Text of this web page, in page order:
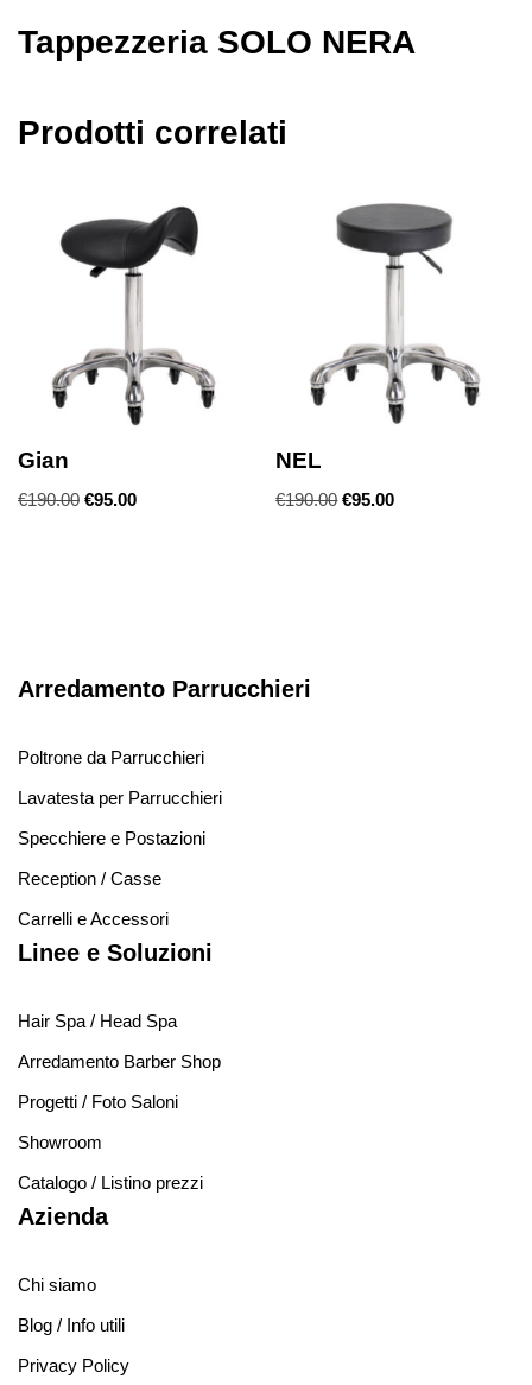
Tappezzeria SOLO NERA
Prodotti correlati
Gian
€190.00 €95.00
NEL
€190.00 €95.00
Arredamento Parrucchieri
Poltrone da Parrucchieri
Lavatesta per Parrucchieri
Specchiere e Postazioni
Reception / Casse
Carrelli e Accessori
Linee e Soluzioni
Hair Spa / Head Spa
Arredamento Barber Shop
Progetti / Foto Saloni
Showroom
Catalogo / Listino prezzi
Azienda
Chi siamo
Blog / Info utili
Privacy Policy